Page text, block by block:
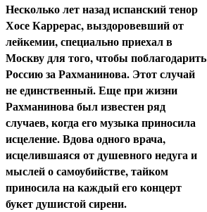
Несколько лет назад испанский тенор
Хосе Каррерас, выздоровевший от
лейкемии, специально приехал в
Москву для того, чтобы поблагодарить
Россию за Рахманинова. Этот случай
не единственный. Еще при жизни
Рахманинова был известен ряд
случаев, когда его музыка приносила
исцеление. Вдова одного врача,
исцелившаяся от душевного недуга и
мыслей о самоубийстве, тайком
приносила на каждый его концерт
букет душистой сирени.